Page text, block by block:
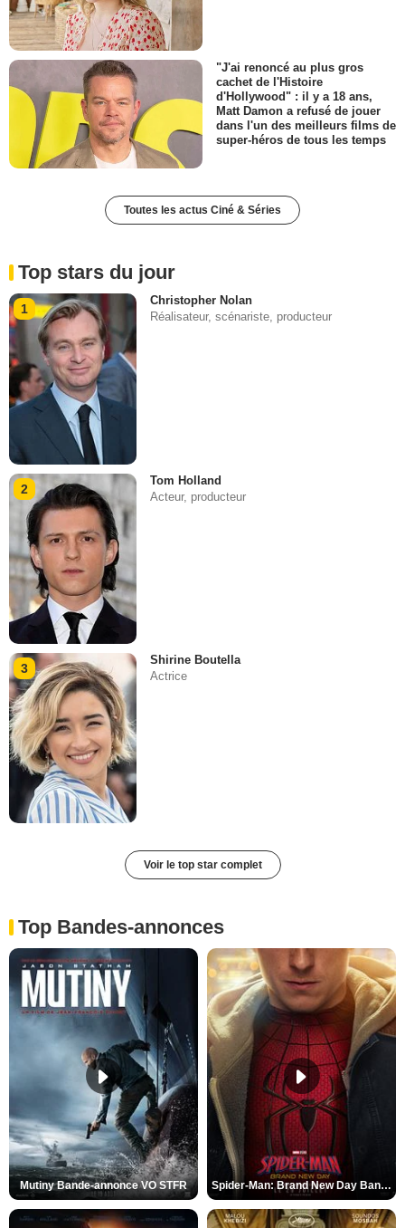
"J'ai renoncé au plus gros
cachet de l'Histoire
d'Hollywood" : il y a 18 ans,
Matt Damon a refusé de jouer
dans l'un des meilleurs films de
super-héros de tous les temps
Toutes les actus Ciné & Séries
Top stars du jour
1
Christopher Nolan
Réalisateur, scénariste, producteur
2
Tom Holland
Acteur, producteur
3
Shirine Boutella
Actrice
Voir le top star complet
Top Bandes-annonces
Mutiny Bande-annonce VO STFR Spider-Man: Brand New Day Bande-annonce VO STFR